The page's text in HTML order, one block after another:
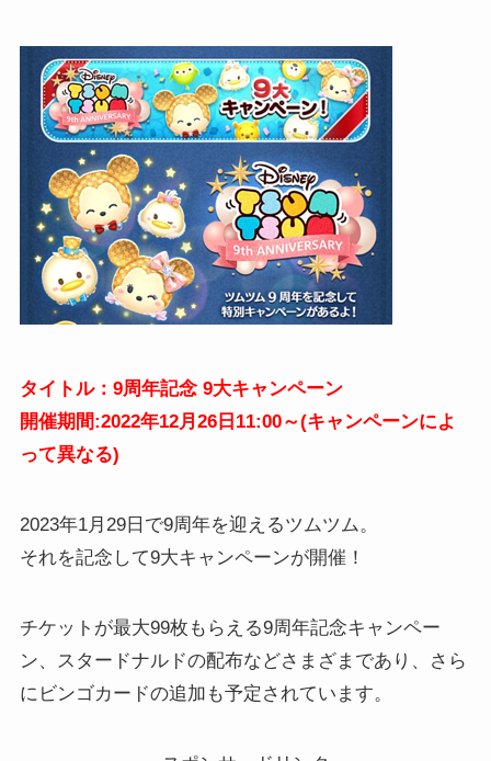
タイトル：9周年記念 9大キャンペーン
開催期間:2022年12月26日11:00～(キャンペーンによ
って異なる)
2023年1月29日で9周年を迎えるツムツム。
それを記念して9大キャンペーンが開催！
チケットが最大99枚もらえる9周年記念キャンペー
ン、スタードナルドの配布などさまざまであり、さら
にビンゴカードの追加も予定されています。